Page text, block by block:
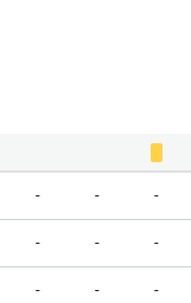
- - -
- - -
- - -